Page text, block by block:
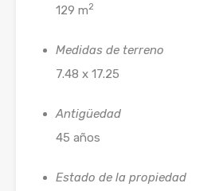
129 m2
Medidas de terreno
7.48 x 17.25
Antigüedad
45 años
Estado de la propiedad